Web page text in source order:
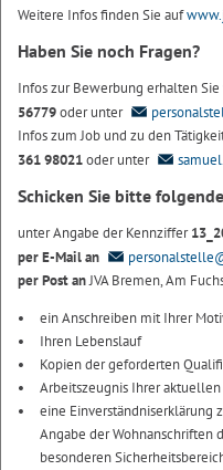
Weitere Infos finden Sie auf
Haben Sie noch Fragen?
Infos zur Bewerbung erhalten Sie
56779oder unter
Infos zum Job und zu den
361 98021oder unter
Schicken Sie bitte
unter Angabe der Kennziffer
per E-Mail an
per Post anJVA Bremen, Am
ein Anschreiben mit Ihrer
Ihren Lebenslauf
Kopien der geforderten
Arbeitszeugnis Ihrer
eine Einverständniserklärung
Angabe der Wohnanschriften
besonderen